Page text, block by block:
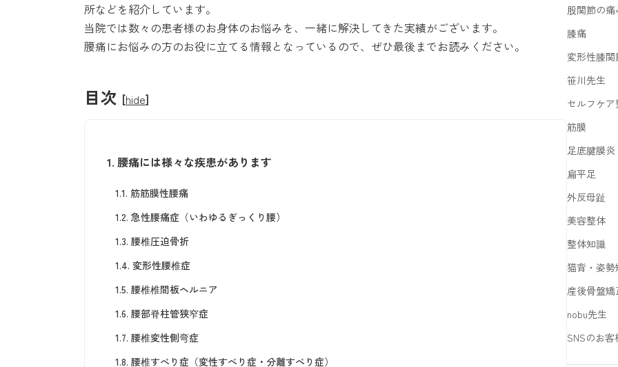
所などを紹介しています。
当院では数々の患者様のお身体のお悩みを、一緒に解決してきた実績がございます。
腰痛にお悩みの方のお役に立てる情報となっているので、ぜひ最後までお読みください。
目次 [hide]
1. 腰痛には様々な疾患があります
1.1. 筋筋膜性腰痛
1.2. 急性腰痛症（いわゆるぎっくり腰）
1.3. 腰椎圧迫骨折
1.4. 変形性腰椎症
1.5. 腰椎椎間板ヘルニア
1.6. 腰部脊柱管狭窄症
1.7. 腰椎変性側弯症
1.8. 腰椎すべり症（変性すべり症・分離すべり症）
股関節の痛
膝痛
変形性膝関
笹川先生
セルフケア
筋膜
足底腱膜炎
扁平足
外反母趾
美容整体
整体知識
猫背・姿勢
産後骨盤矯
nobu先生
SNSのお